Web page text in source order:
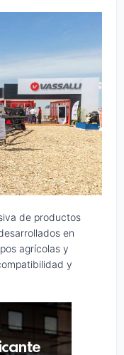
de productos
en
agrícolas y
y